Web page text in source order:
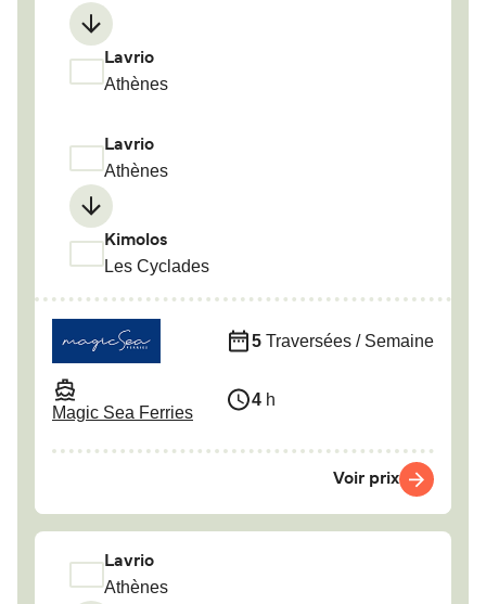
Lavrio
Athènes
Lavrio
Athènes
Kimolos
Les Cyclades
Magic Sea Ferries
5 Traversées / Semaine
4 h
Voir prix
Lavrio
Athènes